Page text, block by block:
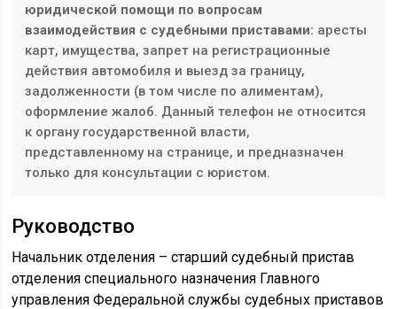
юридической помощи по вопросам
взаимодействия с судебными приставами: аресты
карт, имущества, запрет на регистрационные
действия автомобиля и выезд за границу,
задолженности (в том числе по алиментам),
оформление жалоб. Данный телефон не относится
к органу государственной власти,
представленному на странице, и предназначен
только для консультации с юристом.
Руководство
Начальник отделения – старший судебный пристав
отделения специального назначения Главного
управления Федеральной службы судебных приставов